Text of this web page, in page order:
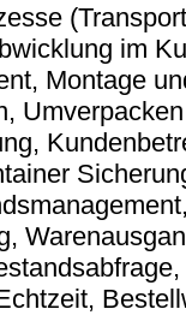
im
Montage